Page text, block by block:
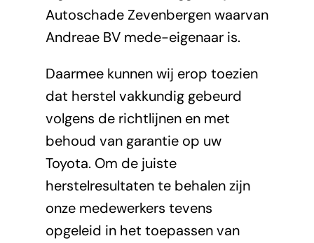
Autoschade Zevenbergen waarvan
Andreae BV mede-eigenaar is.
Daarmee kunnen wij erop toezien
dat herstel vakkundig gebeurd
volgens de richtlijnen en met
behoud van garantie op uw
Toyota. Om de juiste
herstelresultaten te behalen zijn
onze medewerkers tevens
opgeleid in het toepassen van